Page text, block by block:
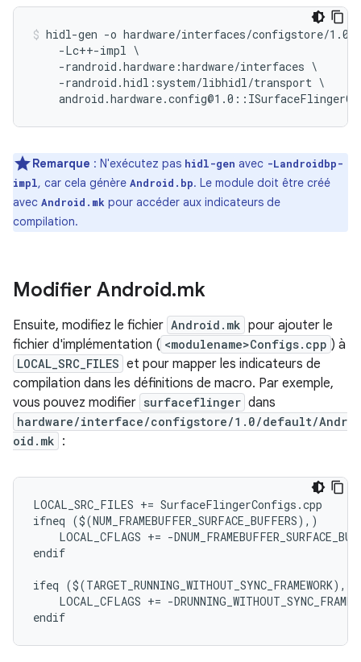
hidl-gen -o hardware/interfaces/configstore/
    -Lc++-impl \
    -randroid.hardware:hardware/interfaces \
    -randroid.hidl:system/libhidl/transport \
Remarque : N'exécutez pas hidl-gen avec -Landroidbp-
impl, car cela génère Android.bp. Le module doit être créé
avec Android.mk pour accéder aux indicateurs de
compilation.
Modifier Android.mk
Ensuite, modifiez le fichier Android.mk pour ajouter le
fichier d'implémentation ( <modulename>Configs.cpp ) à
LOCAL_SRC_FILES et pour mapper les indicateurs de
compilation dans les définitions de macro. Par exemple,
vous pouvez modifier surfaceflinger dans
hardware/interface/configstore/1.0/default/Andr
oid.mk :
LOCAL_SRC_FILES += SurfaceFlingerConfigs.cpp
ifneq ($(NUM_FRAMEBUFFER_SURFACE_BUFFERS),)
LOCAL_CFLAGS += -
endif
ifeq
LOCAL_CFLAGS += -